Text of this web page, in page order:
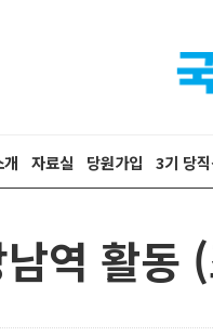
개 자료실 당원가입 3기 당
역 활동